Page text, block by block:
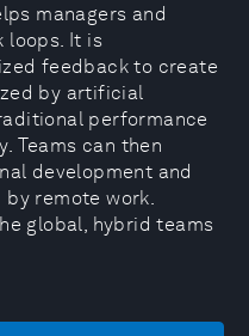
managers and
loops. It is
feedback to create
by artificial
performance
Teams can then
development and
remote work.
global, hybrid teams